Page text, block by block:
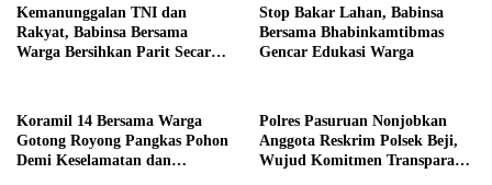
Kemanunggalan TNI dan
Rakyat, Babinsa Bersama
Warga Bersihkan Parit Secara
Stop Bakar Lahan, Babinsa
Bersama Bhabinkamtibmas
Gencar Edukasi Warga
Koramil 14 Bersama Warga
Gotong Royong Pangkas Pohon
Demi Keselamatan dan
Polres Pasuruan Nonjobkan
Anggota Reskrim Polsek Beji,
Wujud Komitmen Transparansi